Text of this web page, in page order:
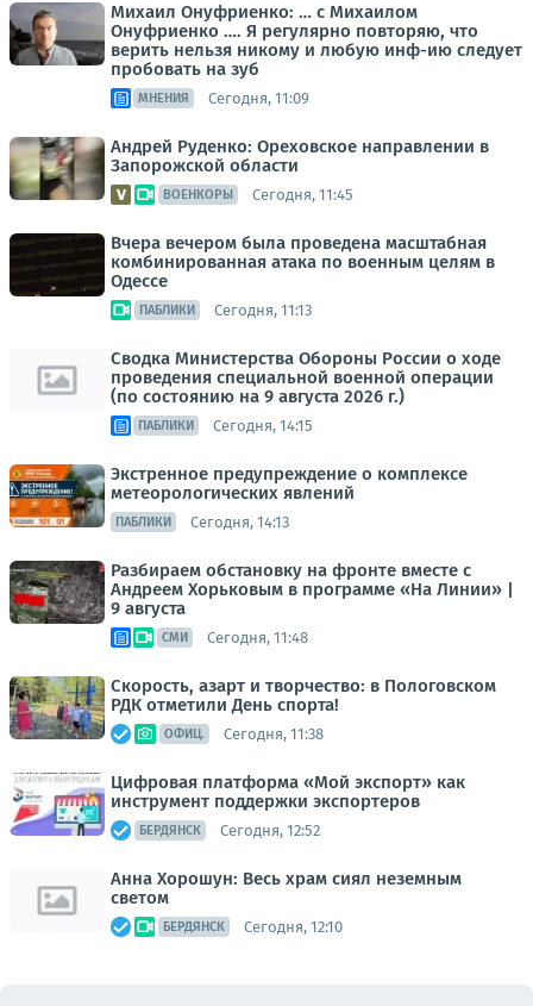
Михаил Онуфриенко: … с Михаилом
Онуфриенко …. Я регулярно повторяю, что
верить нельзя никому и любую инф-ию следует
пробовать на зуб
МНЕНИЯ Сегодня, 11:09
Андрей Руденко: Ореховское направлении в
Запорожской области
ВОЕНКОРЫ Сегодня, 11:45
Вчера вечером была проведена масштабная
комбинированная атака по военным целям в
Одессе
ПАБЛИКИ Сегодня, 11:13
Сводка Министерства Обороны России о ходе
проведения специальной военной операции
(по состоянию на 9 августа 2026 г.)
ПАБЛИКИ Сегодня, 14:15
Экстренное предупреждение о комплексе
метеорологических явлений
ПАБЛИКИ Сегодня, 14:13
Разбираем обстановку на фронте вместе с
Андреем Хорьковым в программе «На Линии» |
9 августа
СМИ Сегодня, 11:48
Скорость, азарт и творчество: в Пологовском
РДК отметили День спорта!
ОФИЦ. Сегодня, 11:38
Цифровая платформа «Мой экспорт» как
инструмент поддержки экспортеров
БЕРДЯНСК Сегодня, 12:52
Анна Хорошун: Весь храм сиял неземным
светом
БЕРДЯНСК Сегодня, 12:10